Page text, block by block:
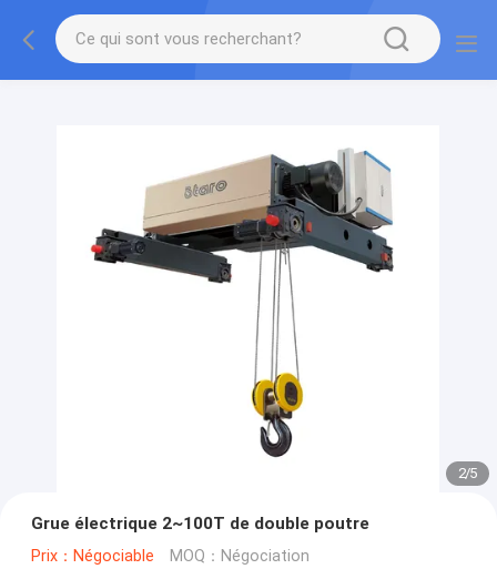
gtag('config', 'G-QWE9HWC3PF', {cookie_flags:
"SameSite=None;Secure"});
2/5
Grue électrique 2~100T de double poutre
Prix：Négociable MOQ：Négociation